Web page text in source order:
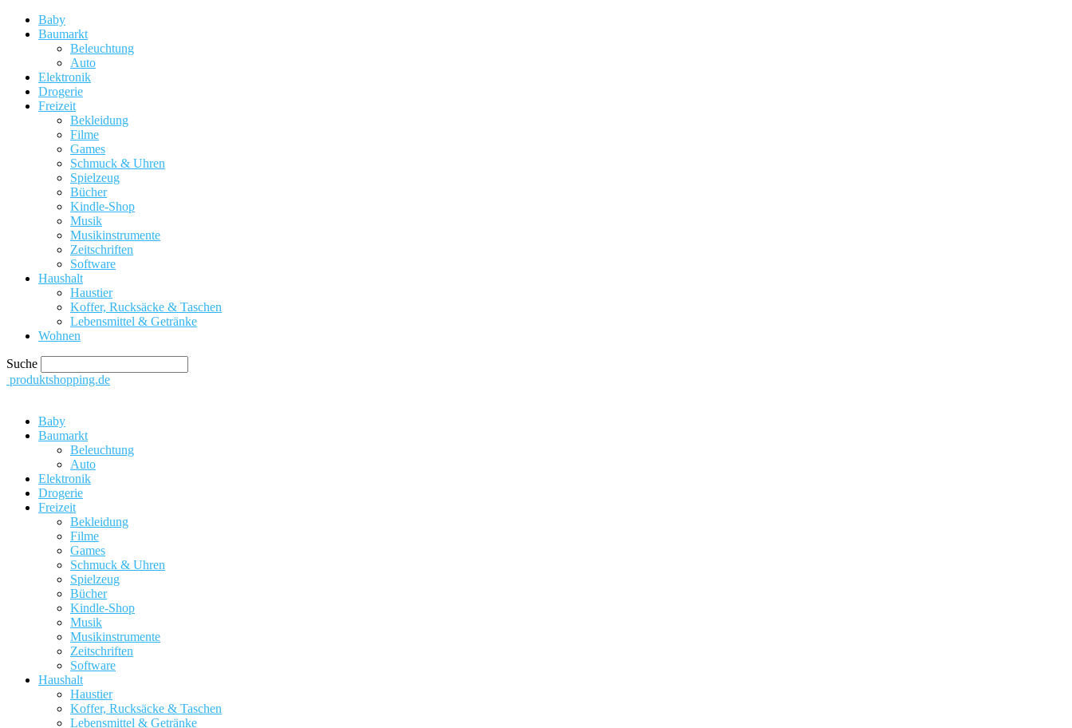
Baby
Baumarkt
Beleuchtung
Auto
Elektronik
Drogerie
Freizeit
Bekleidung
Filme
Games
Schmuck & Uhren
Spielzeug
Bücher
Kindle-Shop
Musik
Musikinstrumente
Zeitschriften
Software
Haushalt
Haustier
Koffer, Rucksäcke & Taschen
Lebensmittel & Getränke
Wohnen
Suche
produktshopping.de
Baby
Baumarkt
Beleuchtung
Auto
Elektronik
Drogerie
Freizeit
Bekleidung
Filme
Games
Schmuck & Uhren
Spielzeug
Bücher
Kindle-Shop
Musik
Musikinstrumente
Zeitschriften
Software
Haushalt
Haustier
Koffer, Rucksäcke & Taschen
Lebensmittel & Getränke